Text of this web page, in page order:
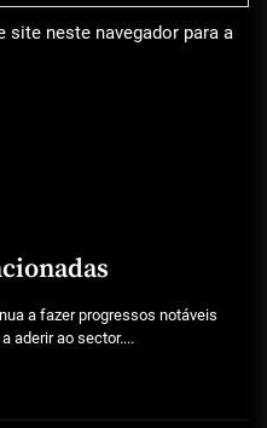
site neste navegador para a
a fazer progressos notáveis
aderir ao sector....